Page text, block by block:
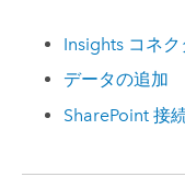
Insights コネ
データの追加
SharePoint 接